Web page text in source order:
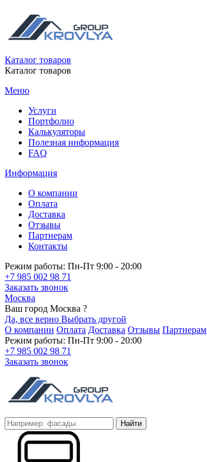
Каталог товаров
Каталог товаров
Меню
Услуги
Портфолио
Калькуляторы
Полезная информация
FAQ
Информация
О компании
Оплата
Доставка
Отзывы
Партнерам
Контакты
Режим работы: Пн-Пт 9:00 - 20:00
+7 985 002 98 71
Заказать звонок
Москва
Ваш город Москва ?
Да, все верно Выбрать другой
О компании Оплата Доставка Отзывы Партнерам
Режим работы: Пн-Пт 9:00 - 20:00
+7 985 002 98 71
Заказать звонок
Найти